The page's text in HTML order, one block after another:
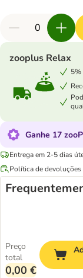
zooplus Relax
5%
Ganhe 17
Entrega em 2-5 dias
Política de devoluções
Preço
total
0,00 €